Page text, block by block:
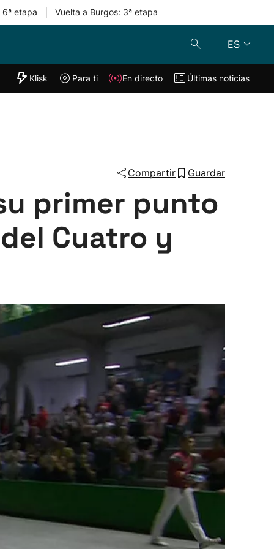
6ª etapa Vuelta a Burgos: 3ª etapa
ES
"Helmuga"
Klisk En directo
Klisk Para ti En directo Últimas noticias
Compartir Guardar
primer punto
Cuatro y